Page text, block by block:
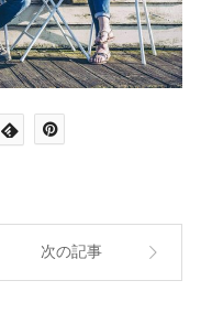
次の記事